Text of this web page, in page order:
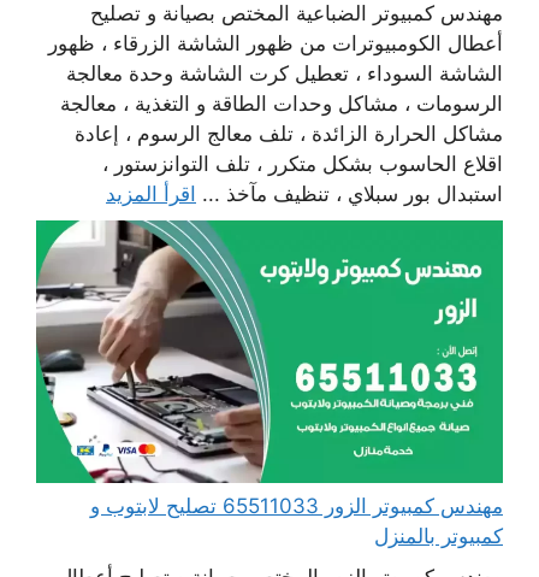
مهندس كمبيوتر الضباعية المختص بصيانة و تصليح
أعطال الكومبيوترات من ظهور الشاشة الزرقاء ، ظهور
الشاشة السوداء ، تعطيل كرت الشاشة وحدة معالجة
الرسومات ، مشاكل وحدات الطاقة و التغذية ، معالجة
مشاكل الحرارة الزائدة ، تلف معالج الرسوم ، إعادة
اقلاع الحاسوب بشكل متكرر ، تلف التوانزستور ،
استبدال بور سبلاي ، تنظيف مآخذ ... اقرأ المزيد
مهندس كمبيوتر الزور 65511033 تصليح لابتوب و
كمبيوتر بالمنزل